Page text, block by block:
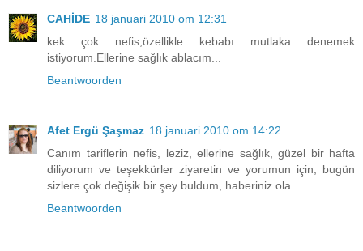
CAHİDE 18 januari 2010 om 12:31
kek çok nefis,özellikle kebabı mutlaka denemek
istiyorum.Ellerine sağlık ablacım...
Beantwoorden
Afet Ergü Şaşmaz 18 januari 2010 om 14:22
Canım tariflerin nefis, leziz, ellerine sağlık, güzel bir hafta
diliyorum ve teşekkürler ziyaretin ve yorumun için, bugün
sizlere çok değişik bir şey buldum, haberiniz ola..
Beantwoorden